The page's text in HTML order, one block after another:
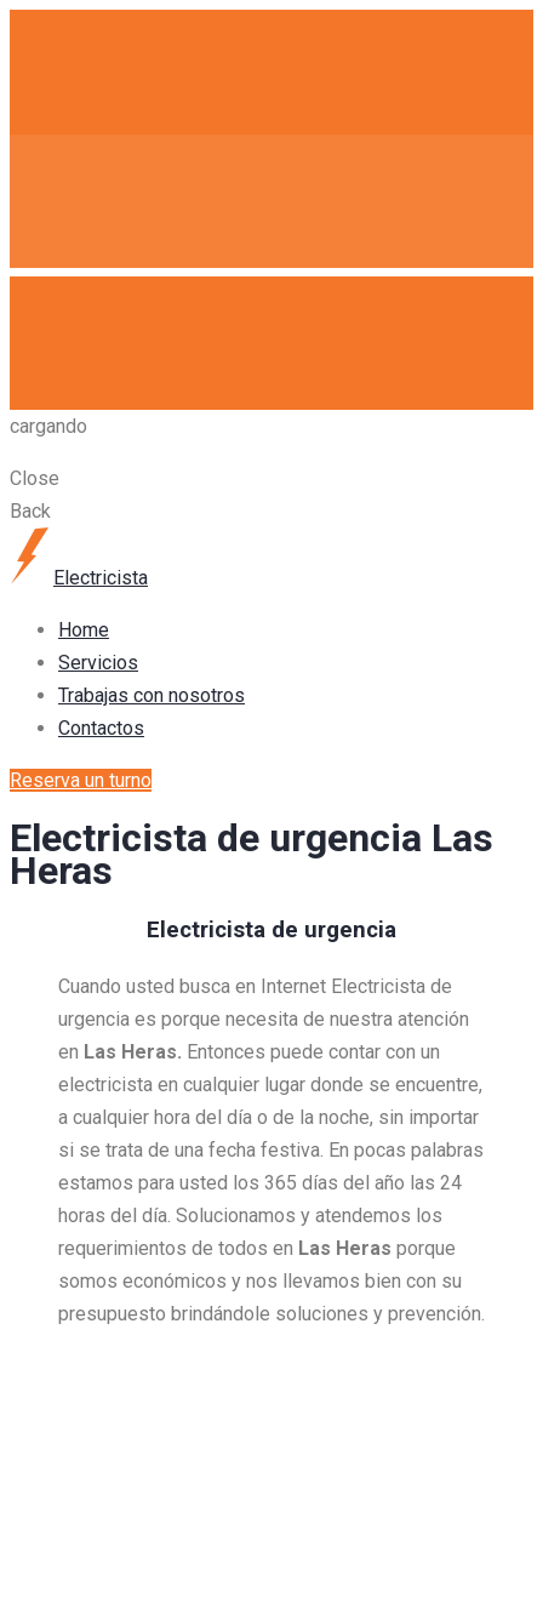
cargando
Close
Back
Electricista
Home
Servicios
Trabajas con nosotros
Contactos
Reserva un turno
Electricista de urgencia Las
Heras
Electricista de urgencia
Cuando usted busca en Internet Electricista de
urgencia es porque necesita de nuestra atención
en Las Heras. Entonces puede contar con un
electricista en cualquier lugar donde se encuentre,
a cualquier hora del día o de la noche, sin importar
si se trata de una fecha festiva. En pocas palabras
estamos para usted los 365 días del año las 24
horas del día. Solucionamos y atendemos los
requerimientos de todos en Las Heras porque
somos económicos y nos llevamos bien con su
presupuesto brindándole soluciones y prevención.